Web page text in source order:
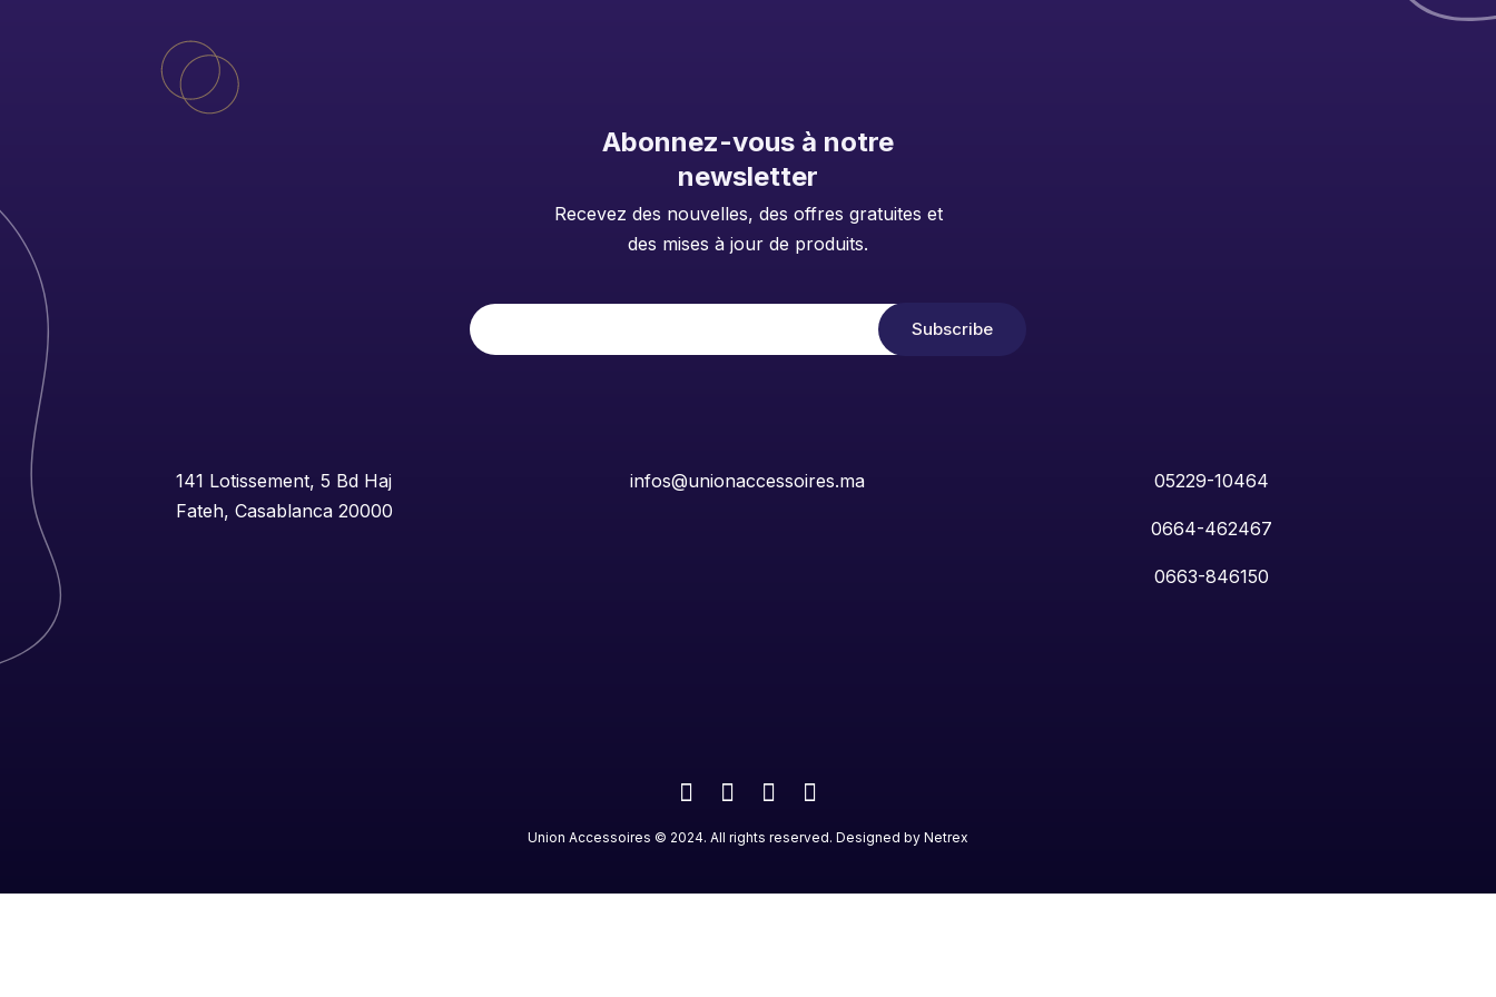
Abonnez-vous à notre
newsletter
Recevez des nouvelles, des offres gratuites et
des mises à jour de produits.
141 Lotissement, 5 Bd Haj
Fateh, Casablanca 20000
infos@unionaccessoires.ma 05229-10464
0664-462467
0663-846150
Union Accessoires © 2024. All rights reserved. Designed by Netrex